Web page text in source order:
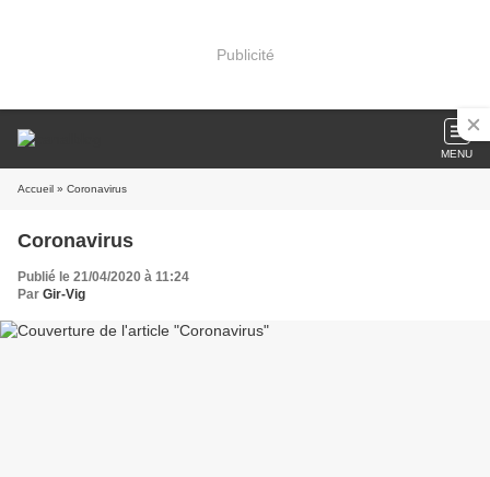
Publicité
MENU
Accueil » Coronavirus
Coronavirus
Publié le 21/04/2020 à 11:24
Par Gir-Vig